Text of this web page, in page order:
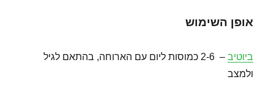
אופן השימוש
ביוטיב
– 2-6 כמוסות ליום עם הארוחה, בהתאם לגיל
ולמצב